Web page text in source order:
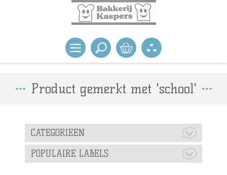
Product gemerkt met 'school'
CATEGORIEEN
POPULAIRE LABELS